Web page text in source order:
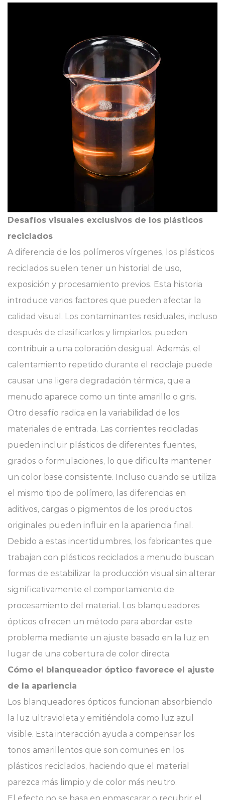
Desafíos visuales exclusivos de los plásticos
reciclados
A diferencia de los polímeros vírgenes, los plásticos
reciclados suelen tener un historial de uso,
exposición y procesamiento previos. Esta historia
introduce varios factores que pueden afectar la
calidad visual. Los contaminantes residuales, incluso
después de clasificarlos y limpiarlos, pueden
contribuir a una coloración desigual. Además, el
calentamiento repetido durante el reciclaje puede
causar una ligera degradación térmica, que a
menudo aparece como un tinte amarillo o gris.
Otro desafío radica en la variabilidad de los
materiales de entrada. Las corrientes recicladas
pueden incluir plásticos de diferentes fuentes,
grados o formulaciones, lo que dificulta mantener
un color base consistente. Incluso cuando se utiliza
el mismo tipo de polímero, las diferencias en
aditivos, cargas o pigmentos de los productos
originales pueden influir en la apariencia final.
Debido a estas incertidumbres, los fabricantes que
trabajan con plásticos reciclados a menudo buscan
formas de estabilizar la producción visual sin alterar
significativamente el comportamiento de
procesamiento del material. Los blanqueadores
ópticos ofrecen un método para abordar este
problema mediante un ajuste basado en la luz en
lugar de una cobertura de color directa.
Cómo el blanqueador óptico favorece el ajuste
de la apariencia
Los blanqueadores ópticos funcionan absorbiendo
la luz ultravioleta y emitiéndola como luz azul
visible. Esta interacción ayuda a compensar los
tonos amarillentos que son comunes en los
plásticos reciclados, haciendo que el material
parezca más limpio y de color más neutro.